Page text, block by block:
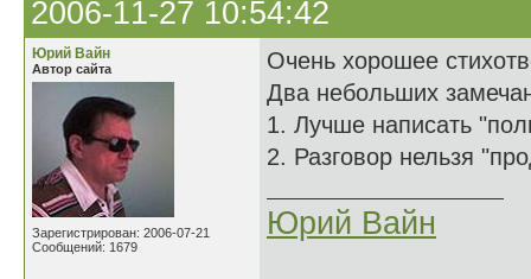
2006-11-27 10:54:42
Юрий Вайн
Автор сайта
Зарегистрирован: 2006-07-21
Сообщений: 1679
Очень хорошее
Два небольших
1. Лучше написать
2. Разговор нельзя
Юрий Вайн